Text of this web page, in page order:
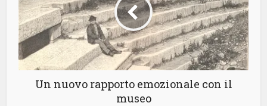
Un nuovo rapporto emozionale con il
museo